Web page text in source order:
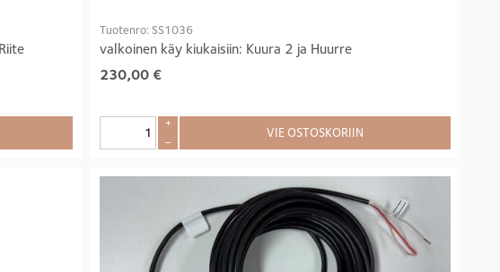
Tuotenro: SS1036
valkoinen käy kiukaisiin: Kuura 2 ja Huurre
230,00 €
+
–
VIE OSTOSKORIIN